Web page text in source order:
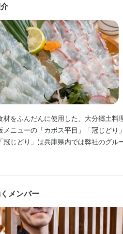
材をふんだんに使用した、大分郷土料
メニューの「カボス平目」「冠じどり
冠じどり」は兵庫県内では弊社のグ
トも仕事も充実させながら働ける環
立希望者も、未経験者も大歓迎！
成長企業で、スキルアップやキャリ
メンバー
容
】
: アルバイトや社員の教育・育成、シ
: 食材の在庫確認、棚卸し、発注業務
事のおすすめポイント
に経験を積みたい方歓迎】
らのチャレンジも大歓迎！／
業でキャリアアップを目指しませんか？
してスキルを広げられる環境
大分・青森から新鮮な鮮魚や貝類、
れた食材が直送され、豊かな食文化に
容
】
: 来店されたお客様の案内やオーダー
: アルバイトスタッフの教育・育成や
事のおすすめポイント
舗をオープンしている企業です。
店長やりたい」「やる気は人一倍あり
が輝ける環境です！
日本酒の知識 ウイスキーの知識 リキュール・
ハウ
店舗運営
容
】
: 食材の仕込みや各種料理の調理など
: 食材の在庫確認業務など
事のおすすめポイント
に経験を積みたい方歓迎】
らのチャレンジも大歓迎！／
ポイント】
大分・青森から新鮮な鮮魚や貝類、
れた食材が直送され、豊かな食文化に
10/01
未経験者歓迎 女性活躍中 ブランクOK
容
】
案内、オーダー受付、配膳、レジ対
も安心！先輩スタッフがしっかりサ
な業務からスタートし、席番号の確認
ば、基本的な業務の流れはすぐに習
事のおすすめポイント
日2時間～OK！短期バイトも可能！
イント】